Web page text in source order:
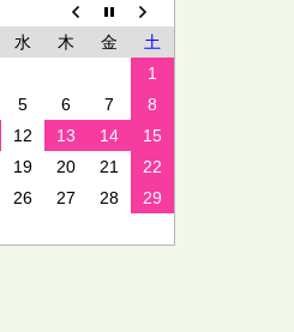
水 木 金
土
1
5 6 7
8
12 13 14
15
19 20 21
22
26 27 28
29